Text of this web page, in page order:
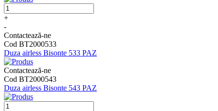
+
-
Contactează-ne
Cod BT2000533
Duza airless Bisonte 533 PAZ
Contactează-ne
Cod BT2000543
Duza airless Bisonte 543 PAZ